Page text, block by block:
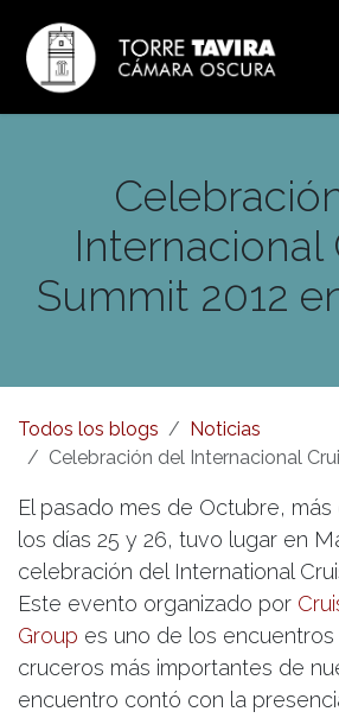
Internacional
Summit 2012
Todos los blogs
Noticias
Celebración del Internacional Cruise
El pasado mes de Octubre,
los días 25 y 26, tuvo lugar en
celebración del International
Este evento organizado por
Group es uno de los
cruceros más importantes de
encuentro contó con la